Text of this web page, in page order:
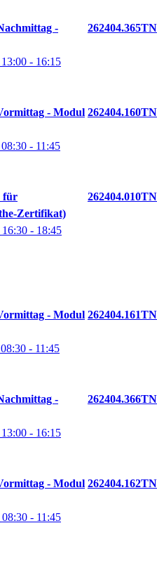
-
262404.365TN
13:00 - 16:15
- Modul 262404.160TN
08:30 - 11:45
für
Zertifikat)
262404.010TN
16:30 - 18:45
- Modul 262404.161TN
08:30 - 11:45
-
262404.366TN
13:00 - 16:15
- Modul 262404.162TN
08:30 - 11:45